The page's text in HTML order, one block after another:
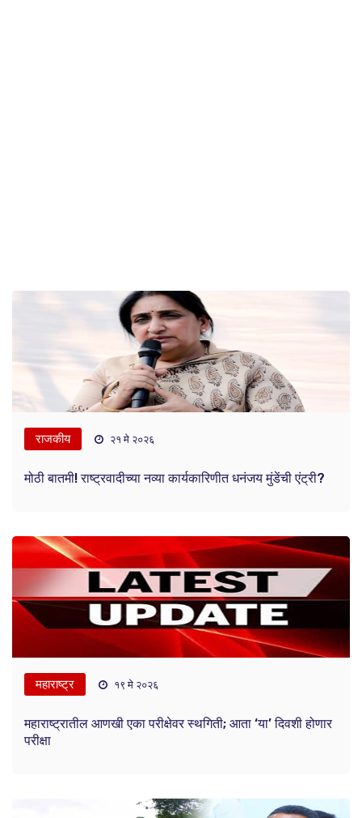
राजकीय २१ मे २०२६
मोठी बातमी! राष्ट्रवादीच्या नव्या कार्यकारिणीत धनंजय मुंडेंची एंट्री?
महाराष्ट्र १९ मे २०२६
महाराष्ट्रातील आणखी एका परीक्षेवर स्थगिती; आता ‘या’ दिवशी होणार
परीक्षा